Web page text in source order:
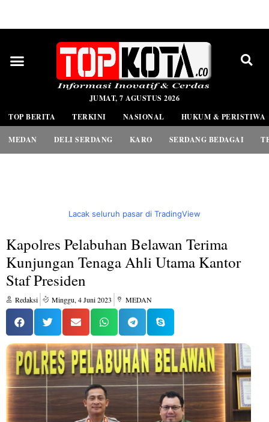
JUMAT, 7 AGUSTUS 2026
TOP BERITA
TERKINI NASIONAL HUKUM & PERISTIWA
MEDAN DELI SERDANG KARO SERDANG BEDAGAI
Lacak seluruh pasar di TradingView
Kapolres Pelabuhan Belawan Terima
Kunjungan Tenaga Ahli Utama Kantor
Staf Presiden
Redaksi Minggu, 4 Juni 2023 MEDAN